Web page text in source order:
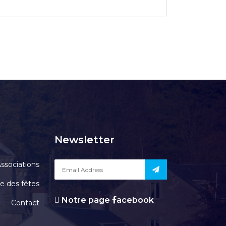
des fêtes
Contact
Newsletter
Notre page acebook